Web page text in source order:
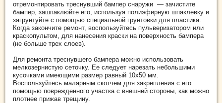
отремонтировать треснувший бампер снаружи — зачистите
бампер, зашпаклюйте его, используя полиэфирную шпаклевку и
загрунтуйте с помощью специальной грунтовки для пластика.
Когда закончите ремонт, воспользуйтесь пульверизатором или
краскопультом, для нанесения краски на поверхность бампера
(не больше трех слоев).
Для ремонта треснувшего бампера можно использовать
мелкозернистую сеточку. Ее следует нарезать небольшими
кусочками имеющими размер равный 10х50 мм.
Воспользуйтесь малярным скотчем для закрепления с его
помощью поврежденного участка с внешней стороны, как можно
плотнее прижав трещину.